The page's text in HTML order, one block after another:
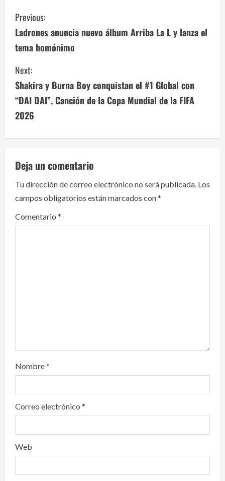
C
o
n
t
i
n
u
e
R
e
a
Previous:
Ladrones anuncia nuevo álbum Arriba La L y lanza el
tema homónimo
Next:
Shakira y Burna Boy conquistan el #1 Global con
“DAI DAI”, Canción de la Copa Mundial de la FIFA
2026
Deja un comentario
Tu dirección de correo electrónico no será publicada. Los
campos obligatorios están marcados con*
Comentario *
Nombre*
Correo electrónico *
Web